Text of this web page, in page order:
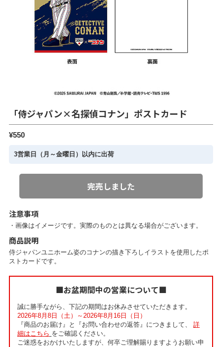
「侍ジャパン×名探偵コナン」ポストカード
¥550
3営業日（月～金曜日）以内に出荷
完売しました
注意事項
・画像はイメージです。実際のものとは異なる場合がございます。
商品説明
侍ジャパンユニホーム姿のコナンの描き下ろしイラストを使用したポ
ストカードです。
■お盆期間中の営業について■
誠に勝手ながら、下記の期間はお休みさせていただきます。
2026年8月8日（土）～2026年8月16日（日）
『商品のお届け』と『お問い合わせの返答』につきまして、 詳
細はこちら をご確認ください。
ご迷惑をおかけいたしますが、何卒ご理解賜りますようお願い申